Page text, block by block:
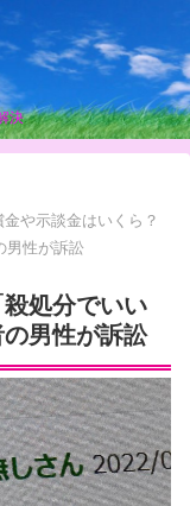
決
金や示談金はいくら？
男性が訴訟
処分でいい
男性が訴訟